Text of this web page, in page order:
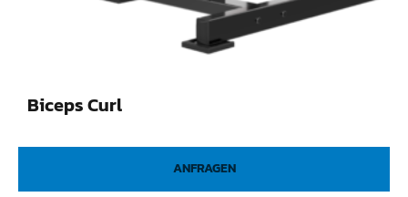
Biceps Curl
ANFRAGEN